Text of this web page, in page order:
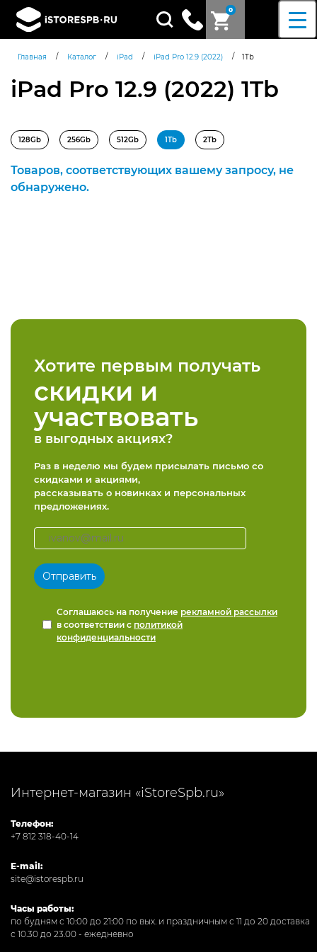
0
Поиск
товаров
Главная / Каталог / iPad / iPad Pro 12.9 (2022) / 1Tb
iPad Pro 12.9 (2022) 1Tb
128Gb 256Gb 512Gb 1Tb 2Tb
Товаров, соответствующих вашему запросу, не
обнаружено.
Хотите первым получать
скидки и
участвовать
в выгодных акциях?
Раз в неделю мы будем присылать письмо со
скидками и акциями,
рассказывать о новинках и персональных
предложениях.
Соглашаюсь на получение рекламной рассылки
в соответствии с политикой
конфиденциальности
Интернет-магазин «iStoreSpb.ru»
Телефон:
+7 812 318-40-14
E-mail:
site@istorespb.ru
Часы работы:
по будням с 10:00 до 21:00 по вых. и праздничным с 11 до 20 доставка
с 10.30 до 23.00 - ежедневно
+7 812 318-40-14
выходных)